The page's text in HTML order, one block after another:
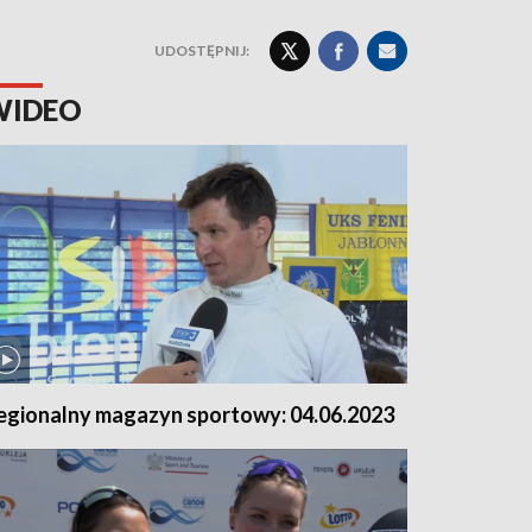
UDOSTĘPNIJ:
magazyn sportowy: 04.06.2023